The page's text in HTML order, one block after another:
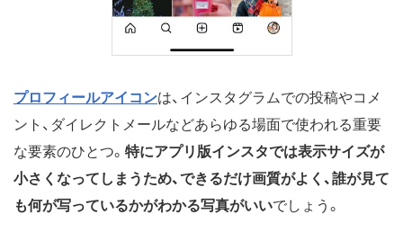
プロフィールアイコンは、インスタグラムでの投稿やコメ
ント、ダイレクトメールなどあらゆる場面で使われる重要
な要素のひとつ。 特にアプリ版インスタでは表示サイズが
小さくなってしまうため、できるだけ画質がよく、誰が見て
も何が写っているかがわかる写真がいいでしょう。